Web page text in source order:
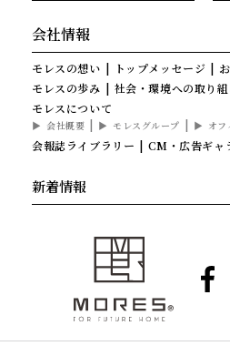
会社情報
モレスの想い トップメッセージ
モレスの歩み
社会・環境への取り
モレスについて
会社概要 モレスグループ オフ
会報誌ライブラリー CM・広告ギャ
新着情報